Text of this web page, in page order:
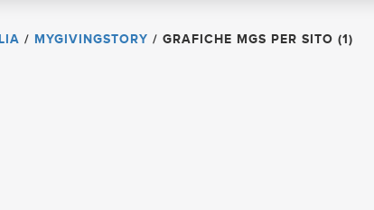
/ MYGIVINGSTORY / GRAFICHE MGS PER SITO (1)